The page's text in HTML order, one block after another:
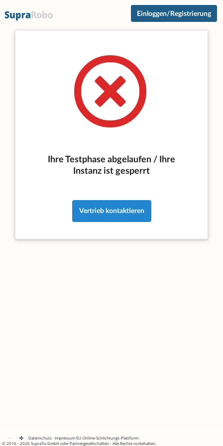
Einloggen/Registrierung
Ihre Testphase abgelaufen / Ihre
Instanz ist gesperrt
Vertrieb kontaktieren
· · ·Datenschutz·Impressum EU-Online-Schlichtungs-Plattform·
© 2016 - 2026 SupraTix GmbH oder Partnergesellschaften - Alle Rechte vorbehalten.